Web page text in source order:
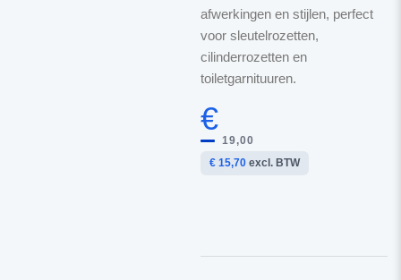
afwerkingen en stijlen, perfect
voor sleutelrozetten,
cilinderrozetten en
toiletgarnituuren.
€
19,00
€ 15,70excl. BTW